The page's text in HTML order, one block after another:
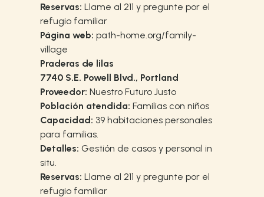
Reservas: Llame al 211 y pregunte por el
refugio familiar
Página web: path-home.org/family-
village
Praderas de lilas
7740 S.E. Powell Blvd., Portland
Proveedor: Nuestro Futuro Justo
Población atendida: Familias con niños
Capacidad: 39 habitaciones personales
para familias.
Detalles: Gestión de casos y personal in
situ.
Reservas: Llame al 211 y pregunte por el
refugio familiar